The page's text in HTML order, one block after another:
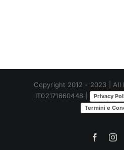
Copyright 2012 - 2023 | All
IT02171660448 |
Privacy
Termini e